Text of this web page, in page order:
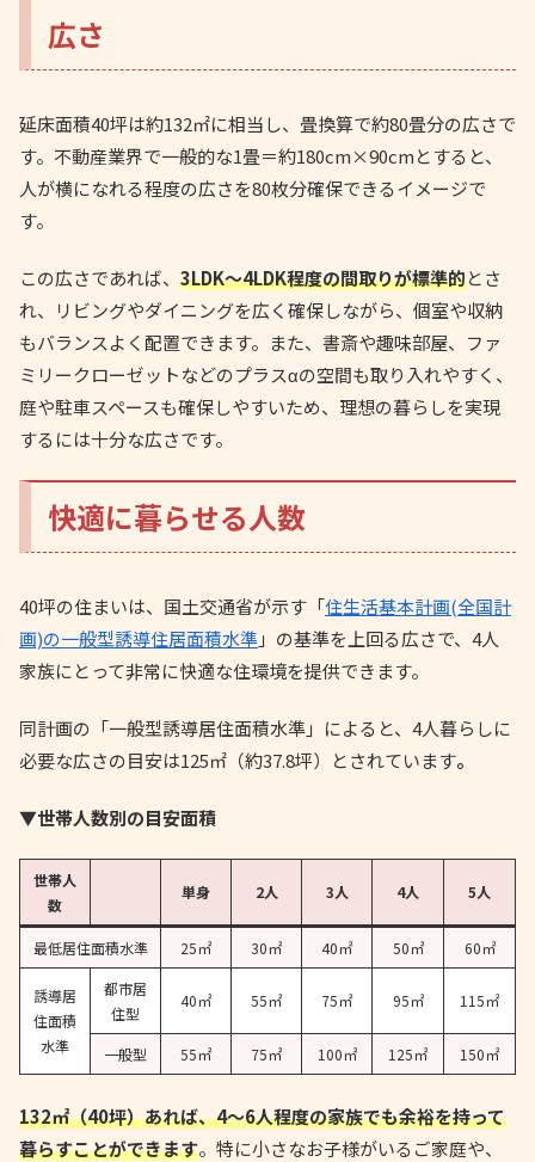
広さ
延床面積40坪は約132㎡に相当し、畳換算で約80畳分の広さで
す。不動産業界で一般的な1畳＝約180cm×90cmとすると、
人が横になれる程度の広さを80枚分確保できるイメージで
す。
この広さであれば、 3LDK〜4LDK程度の間取りが標準的とさ
れ、リビングやダイニングを広く確保しながら、個室や収納
もバランスよく配置できます。また、書斎や趣味部屋、ファ
ミリークローゼットなどのプラスαの空間も取り入れやすく、
庭や駐車スペースも確保しやすいため、理想の暮らしを実現
するには十分な広さです。
快適に暮らせる人数
40坪の住まいは、国土交通省が示す「住生活基本計画(全国計
画)の一般型誘導住居面積水準」の基準を上回る広さで、4人
家族にとって非常に快適な住環境を提供できます。
同計画の「一般型誘導居住面積水準」によると、4人暮らしに
必要な広さの目安は125㎡（約37.8坪）とされています。
▼世帯人数別の目安面積
世帯人
数
単身 2人 3人 4人 5人
最低居住面積水準 25㎡ 30㎡ 40㎡ 50㎡ 60㎡
誘導居
住面積
水準
都市居
住型
40㎡ 55㎡ 75㎡ 95㎡ 115㎡
一般型 55㎡ 75㎡ 100㎡ 125㎡ 150㎡
132㎡（40坪）あれば、4～6人程度の家族でも余裕を持って
暮らすことができます。特に小さなお子様がいるご家庭や、